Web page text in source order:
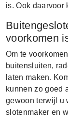
is. Ook daarvoor
voorkomen
Om te
buitensluiten,
laten maken.
kunnen zo goed
gewoon terwijl u
slotenmaker en